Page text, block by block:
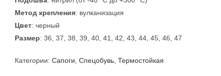
Метод крепления: вулканизация
Цвет: черный
Размер: 36, 37, 38, 39, 40, 41, 42, 43, 44, 45, 46, 47
Категории: Сапоги Спецобувь Термостойкая